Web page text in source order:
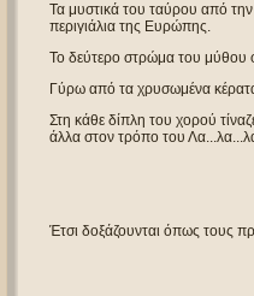
Τα μυστικά του ταύρου από
περιγιάλια της Ευρώπης.
Το δεύτερο στρώμα του μύθου
Γύρω από τα χρυσωμένα
Στη κάθε δίπλη του χορού
άλλα στον τρόπο του
Έτσι δοξάζουνται όπως τους